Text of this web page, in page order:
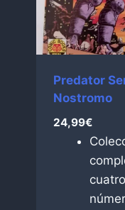
Predator
Nostromo
24,99€
cuatro